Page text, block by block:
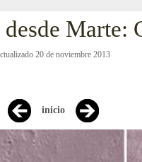
Marte:
20 de noviembre 2013
inicio